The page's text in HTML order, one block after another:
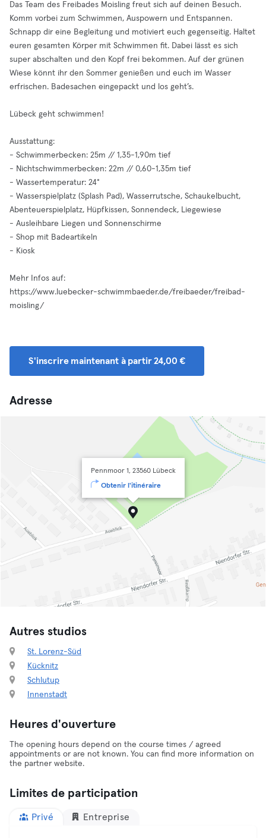
Das Team des Freibades Moisling freut sich auf deinen Besuch.
Komm vorbei zum Schwimmen, Auspowern und Entspannen.
Schnapp dir eine Begleitung und motiviert euch gegenseitig. Haltet
euren gesamten Körper mit Schwimmen fit. Dabei lässt es sich
super abschalten und den Kopf frei bekommen. Auf der grünen
Wiese könnt ihr den Sommer genießen und euch im Wasser
erfrischen. Badesachen eingepackt und los geht’s.
Lübeck geht schwimmen!
Ausstattung:
- Schwimmerbecken: 25m // 1,35-1,90m tief
- Nichtschwimmerbecken: 22m // 0,60-1,35m tief
- Wassertemperatur: 24°
- Wasserspielplatz (Splash Pad), Wasserrutsche, Schaukelbucht,
Abenteuerspielplatz, Hüpfkissen, Sonnendeck, Liegewiese
- Ausleihbare Liegen und Sonnenschirme
- Shop mit Badeartikeln
- Kiosk
Mehr Infos auf:
https://www.luebecker-schwimmbaeder.de/freibaeder/freibad-
moisling/
S'inscrire maintenant à partir 24,00 €
Adresse
Pennmoor 1, 23560 Lübeck
Obtenir l'itinéraire
Autres studios
St. Lorenz-Süd
Kücknitz
Schlutup
Innenstadt
Heures d'ouverture
The opening hours depend on the course times / agreed
appointments or are not known. You can find more information on
the partner website.
Limites de participation
Privé Entreprise